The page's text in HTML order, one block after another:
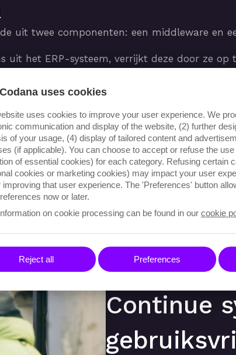
uit twee componenten: een middleware en
uit het ERP-systeem, verrijkt deze door ze
zoals temperatuur. Deze verrijkte
het online portaal.
interface waar gebruikers
Continue
Codana uses cookies
uses cookies to improve your user experience. We
communication and display of the website, (2) further
of your usage, (4) display of tailored content and
(if applicable). You can choose to accept or refuse the
of essential cookies) for each category. Refusing certain
cookies or marketing cookies) may impact your user
improving that user experience. The 'Preferences' button
now or later.
on cookie processing can be found in our cookie
Reject all Preferences